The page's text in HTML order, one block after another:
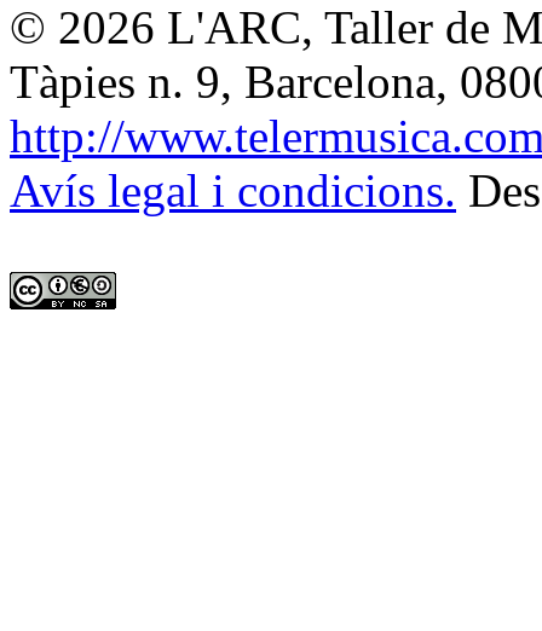
© 2026 L'ARC, Taller de
Tàpies n. 9, Barcelona,
http://
Avís legal i condicions.